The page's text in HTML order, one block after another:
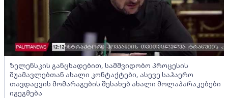
ზელენსკის განცხადებით, სამშვიდობო პროცესის
შუამავლებთან ახალი კონტაქტები, ასევე საჰაერო
თავდაცვის მომარაგების შესახებ ახალი მოლაპარაკებები
იგეგმება